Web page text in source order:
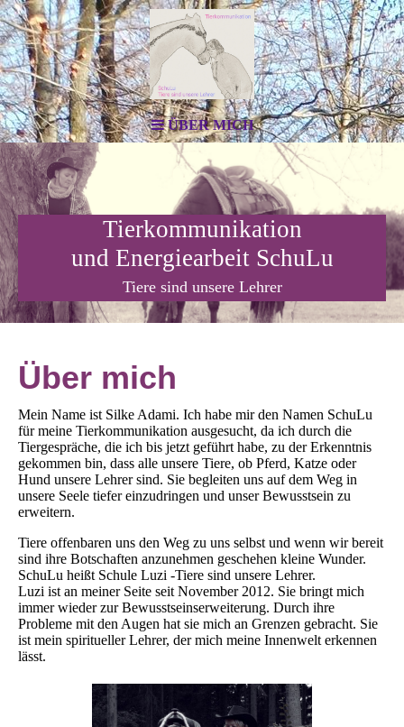
ÜBER MICH
Tierkommunikation
und Energiearbeit SchuLu
Tiere sind unsere Lehrer
Über mich
Mein Name ist Silke Adami. Ich habe mir den Namen SchuLu
für meine Tierkommunikation ausgesucht, da ich durch die
Tiergespräche, die ich bis jetzt geführt habe, zu der Erkenntnis
gekommen bin, dass alle unsere Tiere, ob Pferd, Katze oder
Hund unsere Lehrer sind. Sie begleiten uns auf dem Weg in
unsere Seele tiefer einzudringen und unser Bewusstsein zu
erweitern.
Tiere offenbaren uns den Weg zu uns selbst und wenn wir bereit
sind ihre Botschaften anzunehmen geschehen kleine Wunder.
SchuLu heißt Schule Luzi -Tiere sind unsere Lehrer.
Luzi ist an meiner Seite seit November 2012. Sie bringt mich
immer wieder zur Bewusstseinserweiterung. Durch ihre
Probleme mit den Augen hat sie mich an Grenzen gebracht. Sie
ist mein spiritueller Lehrer, der mich meine Innenwelt erkennen
lässt.